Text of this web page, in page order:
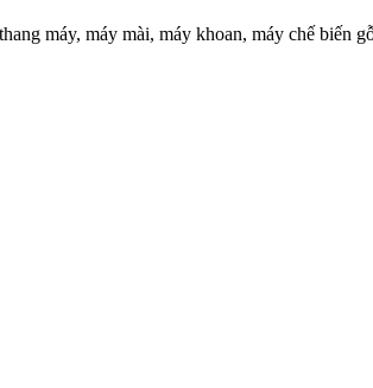
máy, máy mài, máy khoan, máy chế